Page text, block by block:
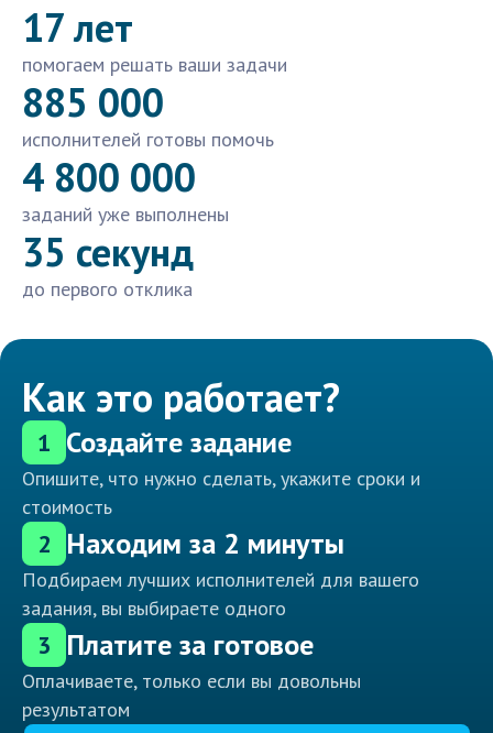
17 лет
помогаем решать ваши задачи
885 000
исполнителей готовы помочь
4 800 000
заданий уже выполнены
35 секунд
до первого отклика
Как это работает?
1 Создайте задание
Опишите, что нужно сделать, укажите сроки и
стоимость
2 Находим за 2 минуты
Подбираем лучших исполнителей для вашего
задания, вы выбираете одного
3 Платите за готовое
Оплачиваете, только если вы довольны
результатом